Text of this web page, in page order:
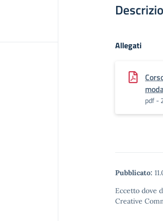
Allegati
pdf -
Pubblicato:
Eccetto dove
Creative